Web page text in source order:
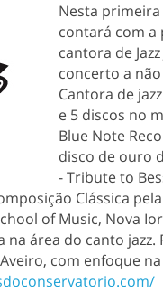
Nesta
contará com a
cantora de
concerto a
Cantora de
e 5 discos no
Blue Note
disco de ouro
- Tribute to
Clássica
of Music, Nova
área do canto jazz.
com enfoque